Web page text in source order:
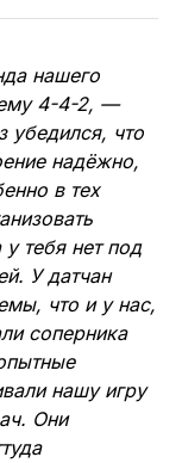
нашего
4-4-2, —
убедился, что
надёжно,
в тех
тебя нет под
У датчан
что и у нас,
соперника
нашу игру
Они